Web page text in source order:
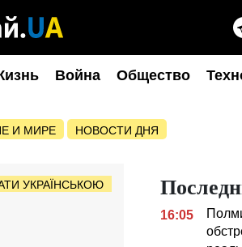
Война Общество
И МИРЕ НОВОСТИ ДНЯ
УКРАЇНСЬКОЮ
16:05